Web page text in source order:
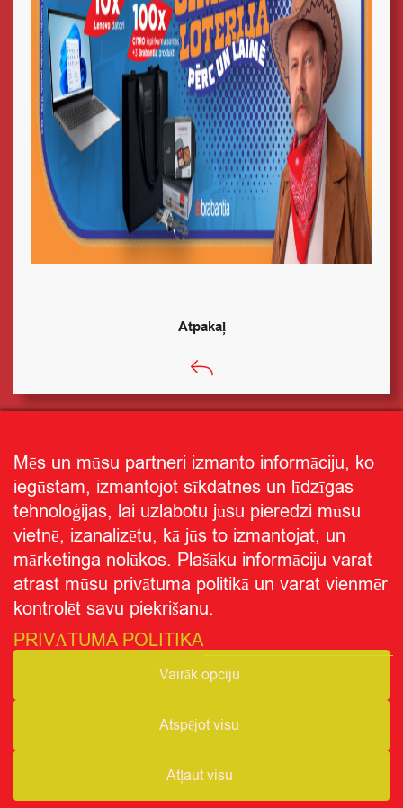
Atpakaļ
Receptes
Ziņas
Mēs un mūsu partneri izmanto informāciju, ko
iegūstam, izmantojot sīkdatnes un līdzīgas
tehnoloģijas, lai uzlabotu jūsu pieredzi mūsu
vietnē, izanalizētu, kā jūs to izmantojat, un
mārketinga nolūkos. Plašāku informāciju varat
atrast mūsu privātuma politikā un varat vienmēr
kontrolēt savu piekrišanu.
PRIVĀTUMA POLITIKA
Vairāk opciju
Atspējot visu
Atļaut visu